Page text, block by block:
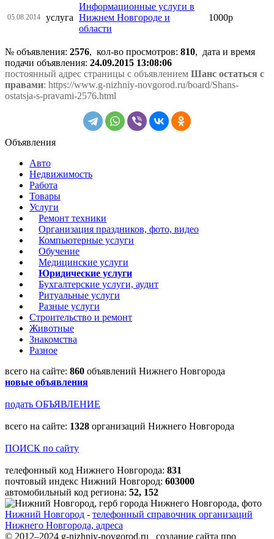
05.08.2014 услуга
Информационные услуги в
Нижнем Новгороде и
области
1000р
№ объявления: 2576, кол-во просмотров: 810, дата и время
подачи объявления: 24.09.2015 13:08:06
постоянный адрес страницы с объявлением Шанс остаться с
правами: https://www.g-nizhniy-novgorod.ru/board/Shans-
ostatsja-s-pravami-2576.html
Объявления
Авто
Недвижимость
Работа
Товары
Услуги
Ремонт техники
Организация праздников, фото, видео
Компьютерные услуги
Обучение
Медицинские услуги
Юридические услуги
Бухгалтерские услуги, аудит
Ритуальные услуги
Разные услуги
Строительство и ремонт
Животные
Знакомства
Разное
всего на сайте: 860 объявлений Нижнего Новгорода
новые объявления
подать ОБЪЯВЛЕНИЕ
всего на сайте: 1328 организаций Нижнего Новгорода
ПОИСК по сайту
телефонный код Нижнего Новгорода: 831
почтовый индекс Нижний Новгород: 603000
автомобильный код региона: 52, 152
Нижний Новгород - телефонный справочник организаций
Нижнего Новгорода, адреса
© 2012–2024 g-nizhniy-novgorod.ru создание сайта про